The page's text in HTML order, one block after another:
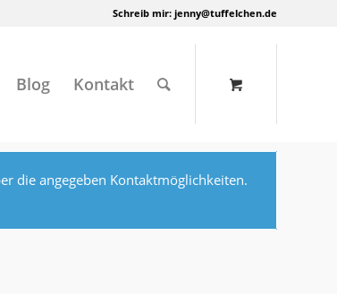
Schreib mir: jenny@tuffelchen.de
Blog Kontakt
die angegeben Kontaktmöglichkeiten.